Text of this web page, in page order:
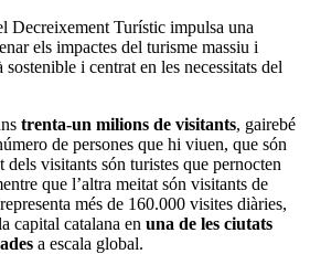
Decreixement Turístic impulsa una
els impactes del turisme massiu i
i centrat en les necessitats del
trenta-un milions de visitants, gairebé
de persones que hi viuen, que són
visitants són turistes que pernocten
que l’altra meitat són visitants de
més de 160.000 visites diàries,
capital catalana en una de les ciutats
a escala global.